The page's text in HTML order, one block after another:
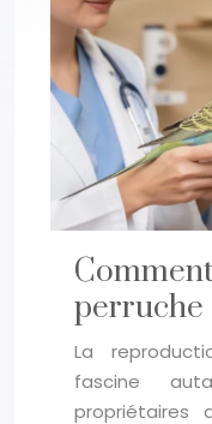
perruche
La
fascine
propriétaires